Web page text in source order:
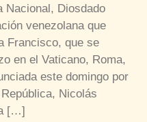
Nacional, Diosdado
venezolana que
Francisco, que se
en el Vaticano, Roma,
este domingo por
Nicolás
[…]